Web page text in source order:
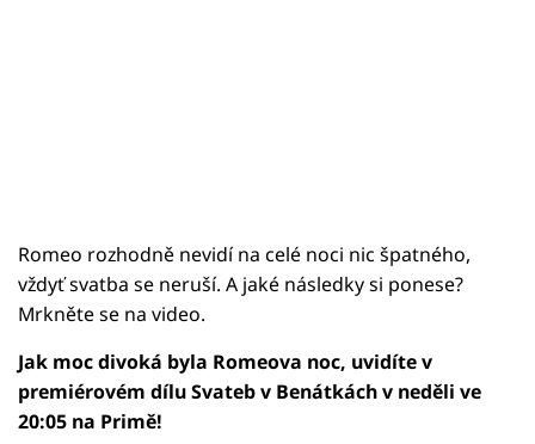
Romeo rozhodně nevidí na celé noci nic špatného,
vždyť svatba se neruší. A jaké následky si ponese?
Mrkněte se na video.
Jak moc divoká byla Romeova noc, uvidíte v
premiérovém dílu Svateb v Benátkách v neděli ve
20:05 na Primě!